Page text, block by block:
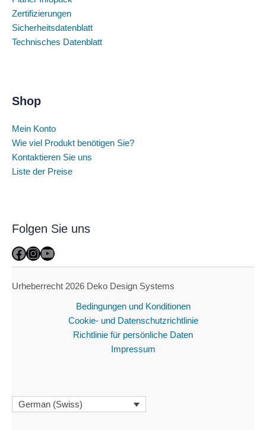
Zertifizierungen
Sicherheitsdatenblatt
Technisches Datenblatt
Shop
Mein Konto
Wie viel Produkt benötigen Sie?
Kontaktieren Sie uns
Liste der Preise
Folgen Sie uns
Facebook
Instagram
YouTube
Urheberrecht 2026 Deko Design Systems
Bedingungen und Konditionen
Cookie- und Datenschutzrichtlinie
Richtlinie für persönliche Daten
Impressum
German (Swiss)